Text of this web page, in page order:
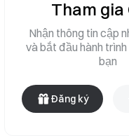
Tham gia
Nhận thông tin cập
và bắt đầu hành
bạn
Đăng ký